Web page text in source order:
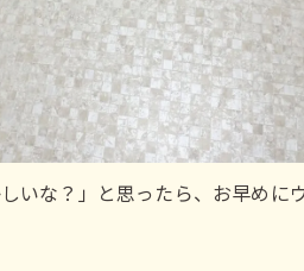
いな？」と思ったら、お早めに